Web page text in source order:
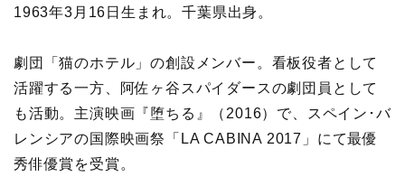
1963年3月16日生まれ。千葉県出身。
劇団「猫のホテル」の創設メンバー。看板役者として
活躍する一方、阿佐ヶ谷スパイダースの劇団員として
も活動。主演映画『堕ちる』（2016）で、スペイン･バ
レンシアの国際映画祭「LA CABINA 2017」にて最優
秀俳優賞を受賞。